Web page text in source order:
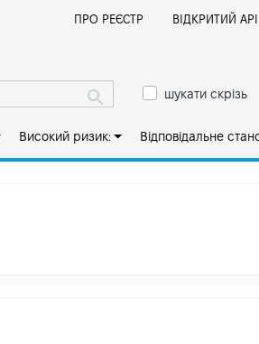
ПРО РЕЄСТР ВІДКРИТИЙ АРІ
шукати скрізь
Високий ризик: Відповідальне